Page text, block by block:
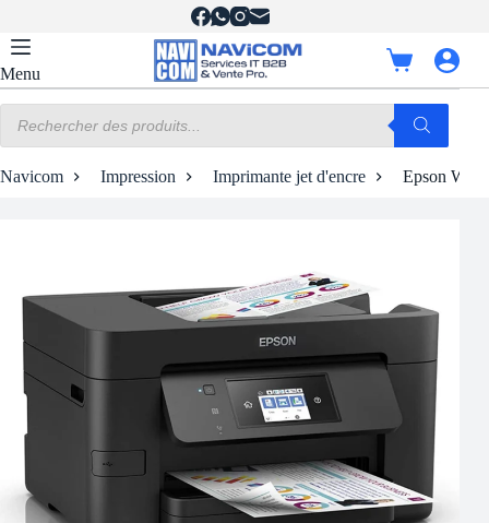
contenu
Menu
Panier
d’achat
produits
Navicom Impression Imprimante jet d'encre Epson